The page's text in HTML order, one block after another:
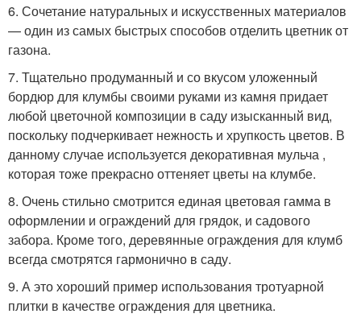
6. Сочетание натуральных и искусственных материалов
— один из самых быстрых способов отделить цветник от
газона.
7. Тщательно продуманный и со вкусом уложенный
бордюр для клумбы своими руками из камня придает
любой цветочной композиции в саду изысканный вид,
поскольку подчеркивает нежность и хрупкость цветов. В
данному случае используется декоративная мульча ,
которая тоже прекрасно оттеняет цветы на клумбе.
8. Очень стильно смотрится единая цветовая гамма в
оформлении и ограждений для грядок, и садового
забора. Кроме того, деревянные ограждения для клумб
всегда смотрятся гармонично в саду.
9. А это хороший пример использования тротуарной
плитки в качестве ограждения для цветника.